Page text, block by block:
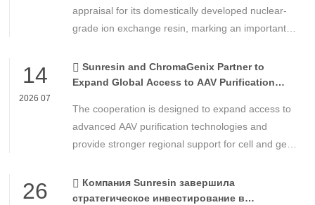
appraisal for its domestically developed nuclear-
grade ion exchange resin, marking an important
chemical materials for nuclear power applications.
14
2026 07
Sunresin and ChromaGenix Partner to
Expand Global Access to AAV Purification
The cooperation is designed to expand access to
advanced AAV purification technologies and
provide stronger regional support for cell and gene
Americas.
26
Компания Sunresin завершила
стратегическое инвестирование в